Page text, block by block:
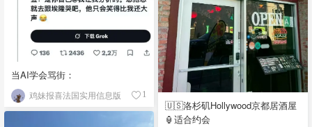
当AI学会骂街：
鸡妹报喜法国实用信息版 1
🇺🇸洛杉矶Hollywood京都居酒屋
🏮适合约会